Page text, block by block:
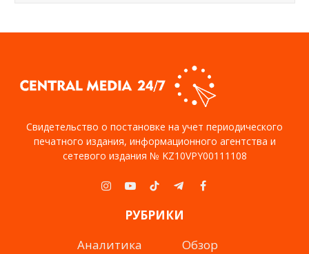
Свидетельство о постановке на учет периодического
печатного издания, информационного агентства и
сетевого издания № KZ10VPY00111108
Instagram
YouTubeTikTokTelegramFacebook
РУБРИКИ
Аналитика
Обзор